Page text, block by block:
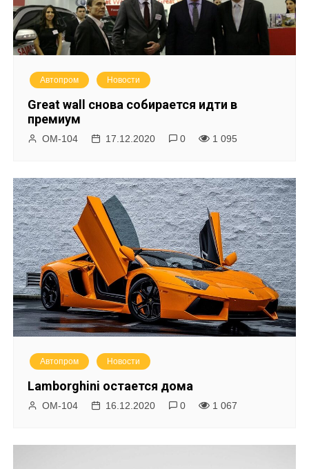
Автопром Новости
Great wall снова собирается идти в
премиум
ОМ-104 17.12.2020 0 1 095
Автопром Новости
Lamborghini остается дома
ОМ-104 16.12.2020 0 1 067